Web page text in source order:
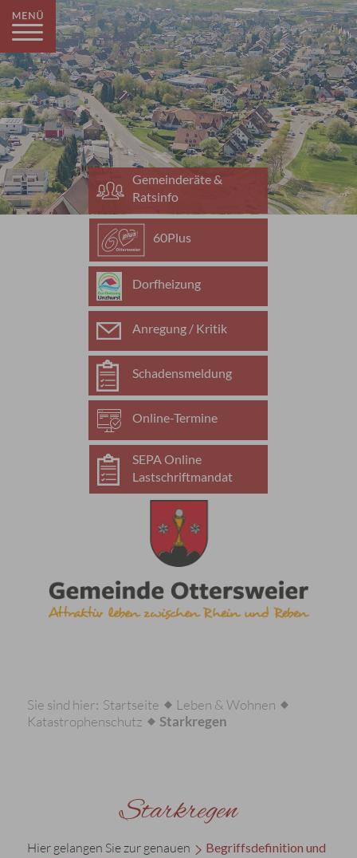
Gemeinderäte &
Ratsinfo
60Plus
Dorfheizung
Anregung / Kritik
Schadensmeldung
Online-Termine
SEPA Online
Lastschriftmandat
Sie sind hier: Startseite
Leben & Wohnen
Katastrophenschutz
Starkregen
Starkregen
Hier gelangen Sie zur genauen
Begriffsdefinition und